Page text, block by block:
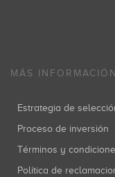
MÁS INFORMACIÓN
Estrategia de
Proceso de inversión
Términos y
Política de